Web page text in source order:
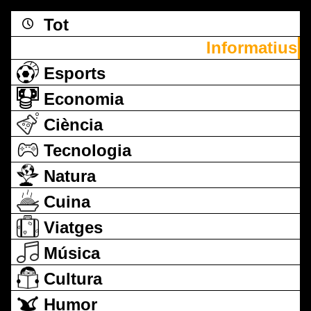
Tot
Informatius
Esports
Economia
Ciència
Tecnologia
Natura
Cuina
Viatges
Música
Cultura
Humor